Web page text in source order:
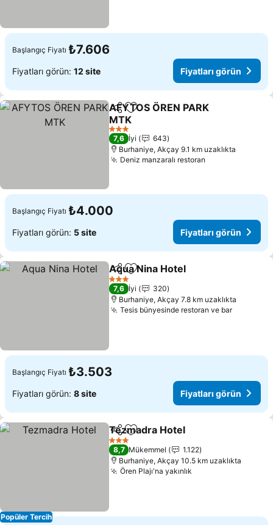
Başlangıç Fiyatı ₺7.606
Fiyatları görün: 12 site Fiyatları görün
PaylaşFavorilerime ekle
AFYTOS ÖREN PARK
MTK
3 Yıldız
7,6 İyi
643
Burhaniye, Akçay 9.1 km uzaklıkta
Deniz manzaralı restoran
Başlangıç Fiyatı ₺4.000
Fiyatları görün: 5 site Fiyatları görün
PaylaşFavorilerime ekle
Aqua Nina Hotel
3 Yıldız
7,6 İyi
320
Burhaniye, Akçay 7.8 km uzaklıkta
Tesis bünyesinde restoran ve bar
Başlangıç Fiyatı ₺3.503
Fiyatları görün: 8 site Fiyatları görün
Popüler Tercih
PaylaşFavorilerime ekle
Tezmadra Hotel
3 Yıldız
8,7 Mükemmel
1.122
Burhaniye, Akçay 10.5 km uzaklıkta
Ören Plajı'na yakınlık